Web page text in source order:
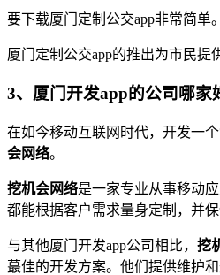
要下载厦门定制公交app非常简单
厦门定制公交app的推出为市民
3、厦门开发app的公司哪家
在如今移动互联网时代，开发一
会网络。
挖机会网络是一家专业从事移动
都能根据客户需求量身定制，并
与其他厦门开发app公司相比， 挖
蕞佳的开发方案。他们提供维护